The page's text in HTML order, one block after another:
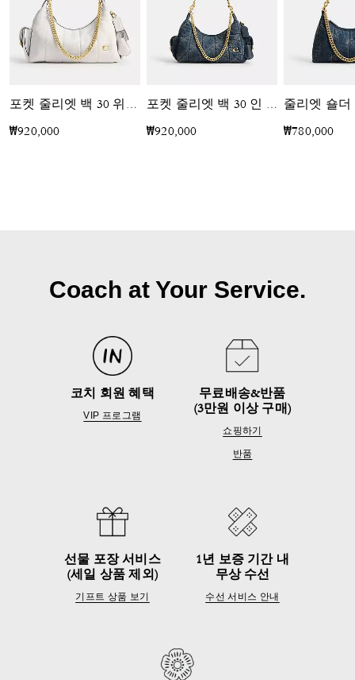
포켓 줄리엣 백 30 위드 퀼팅
₩920,000
포켓 줄리엣 백 30 인 리제너러티브 코튼 데님 위드 퀼팅
₩920,000 ₩780,000
Coach at Your Service.
코치 회원 혜택
VIP 프로그램
무료배송&반품
(3만원 이상 구매)
쇼핑하기
반품
선물 포장 서비스
(세일 상품 제외)
기프트 상품 보기
1년 보증 기간 내
무상 수선
수선 서비스 안내